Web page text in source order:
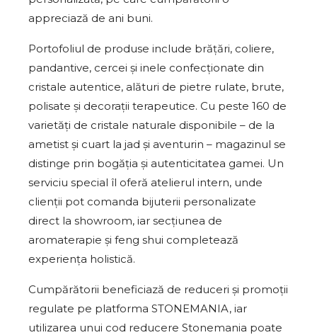
appreciază de ani buni.
Portofoliul de produse include brățări, coliere,
pandantive, cercei și inele confecționate din
cristale autentice, alături de pietre rulate, brute,
polisate și decorații terapeutice. Cu peste 160 de
varietăți de cristale naturale disponibile – de la
ametist și cuart la jad și aventurin – magazinul se
distinge prin bogăția și autenticitatea gamei. Un
serviciu special îl oferă atelierul intern, unde
clienții pot comanda bijuterii personalizate
direct la showroom, iar secțiunea de
aromaterapie și feng shui completează
experiența holistică.
Cumpărătorii beneficiază de reduceri și promoții
regulate pe platforma STONEMANIA, iar
utilizarea unui cod reducere Stonemania poate